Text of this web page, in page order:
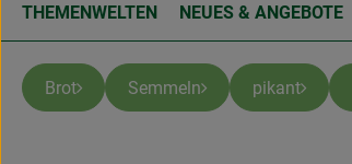
THEMENWELTEN NEUES & ANGEBOTE
Brot Semmeln pikant